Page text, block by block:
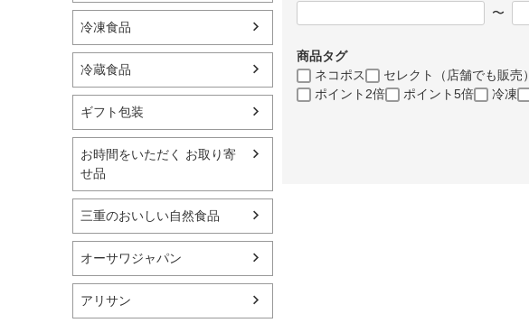
冷凍食品
冷蔵食品
ギフト包装
お時間をいただく お取り寄
せ品
三重のおいしい自然食品
オーサワジャパン
アリサン
〜
商品タグ
ネコポス
セレクト（店舗でも販売）
ポイント2倍
ポイント5倍 冷凍